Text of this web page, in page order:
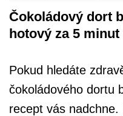
Čokoládový dort
hotový za 5
Pokud hledáte
čokoládového dortu
recept vás